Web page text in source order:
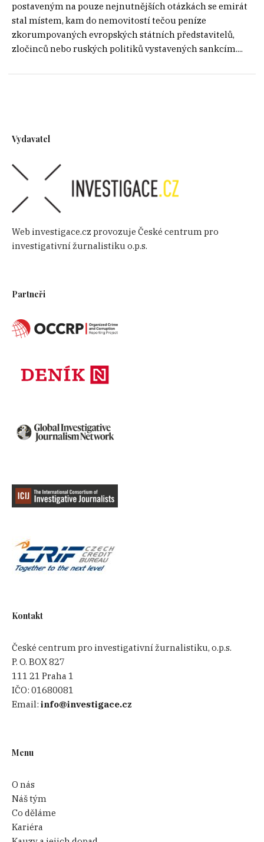
postaveným na pouze nejnutnějších otázkách se emirát
stal místem, kam do nemovitostí tečou peníze
zkorumpovaných evropských státních představitelů,
zločinců nebo ruských politiků vystavených sankcím....
Vydavatel
Web investigace.cz provozuje České centrum pro
investigativní žurnalistiku o.p.s.
Partneři
Kontakt
České centrum pro investigativní žurnalistiku, o.p.s.
P. O. BOX 827
111 21 Praha 1
IČO:01680081
Email:info@investigace.cz
Menu
O nás
Náš tým
Co děláme
Kariéra